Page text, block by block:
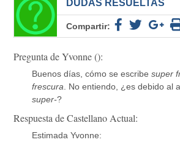
DUDAS RESUELTAS
Compartir:
Pregunta de Yvonne ():
Buenos días, cómo se escribesuper
frescura . No entiendo, ¿es debido al
super-?
Respuesta de Castellano Actual:
Estimada Yvonne: